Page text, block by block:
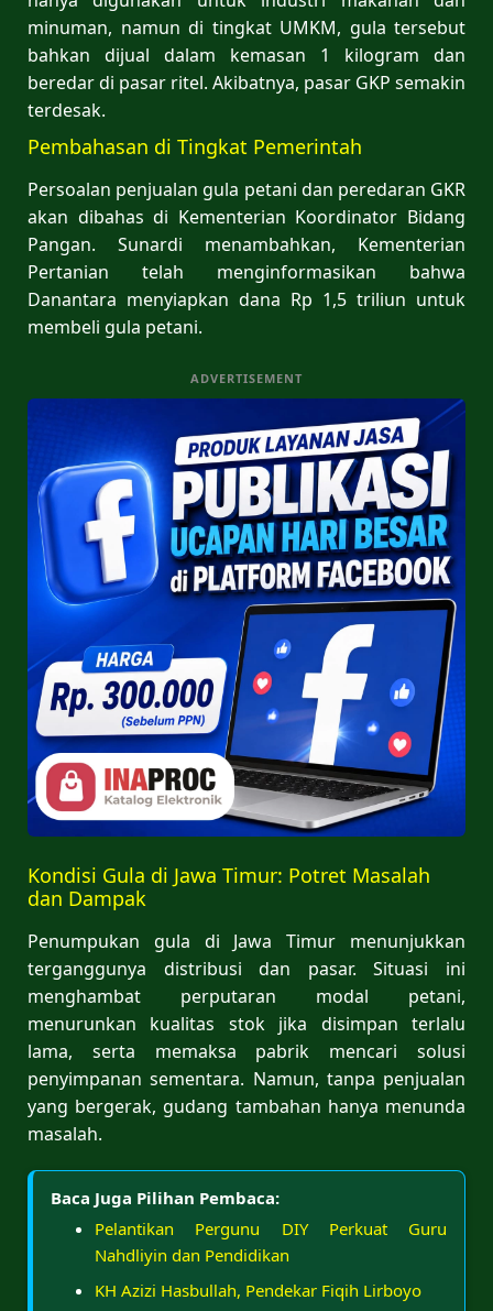
minuman, namun di tingkat UMKM, gula tersebut
bahkan dijual dalam kemasan 1 kilogram dan
beredar di pasar ritel. Akibatnya, pasar GKP semakin
terdesak.
Pembahasan di Tingkat Pemerintah
Persoalan penjualan gula petani dan peredaran GKR
akan dibahas di Kementerian Koordinator Bidang
Pangan. Sunardi menambahkan, Kementerian
Pertanian telah menginformasikan bahwa
Danantara menyiapkan dana Rp 1,5 triliun untuk
membeli gula petani.
ADVERTISEMENT
Kondisi Gula di Jawa Timur: Potret Masalah
dan Dampak
Penumpukan gula di Jawa Timur menunjukkan
terganggunya distribusi dan pasar. Situasi ini
menghambat perputaran modal petani,
menurunkan kualitas stok jika disimpan terlalu
lama, serta memaksa pabrik mencari solusi
penyimpanan sementara. Namun, tanpa penjualan
yang bergerak, gudang tambahan hanya menunda
masalah.
Baca Juga Pilihan Pembaca:
Pelantikan Pergunu DIY Perkuat Guru
Nahdliyin dan Pendidikan
KH Azizi Hasbullah, Pendekar Fiqih Lirboyo